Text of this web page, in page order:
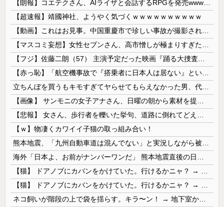
【超速報】靖國神社、ようやく気づくｗｗｗｗｗｗｗｗｗｗ
【ｗ】物凄くカワイイ子猫の取っ組み合い！